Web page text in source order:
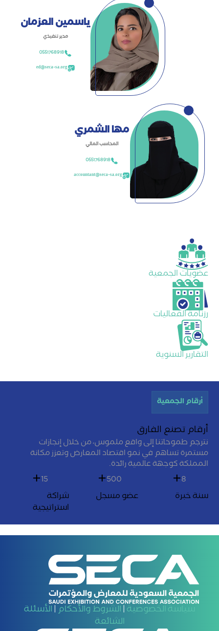
ياسمين العزمان
مدير تنفيذي
0551768918
ed@seca-sa.org
مها الشمري
المحاسب المالي
0551768918
accountant@seca-sa.org
عضويات الجمعية
رزنامة الفعاليات
التقارير السنوية
أرقام الجمعية
أرقام تصنع الفارق
نترجم طموحاتنا إلى واقع ملموس، من خلال إنجازات
مستمرة تساهم في نمو اقتصاد المعارض وتعزز مكانة
المملكة كوجهة عالمية رائدة.
8
+
سنة خبرة
500
+
عضو مسجل
15
+
شراكة
استراتيجية
سياسة الخصوصية|الشروط والأحكام|الأسئلة
الشائعة